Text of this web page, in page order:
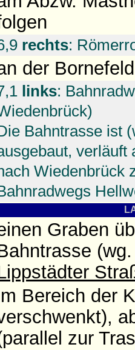
rechts:
der
links:
Bahntrasse ist
verläuft
Wiedenbrück
Graben
Bereich der
zur